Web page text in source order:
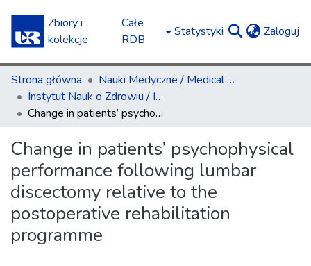
Zbiory i
kolekcje
Całe
RDB
Statystyki Zaloguj
Strona główna
Nauki Medyczne / Medical Sciences
Instytut Nauk o Zdrowiu / Institute of Health Sciences
Change in patients’ psychophysical performance following lumbar discectomy relative to the postoperative rehabilitation programme
Change in patients’ psychophysical
performance following lumbar
discectomy relative to the
postoperative rehabilitation
programme